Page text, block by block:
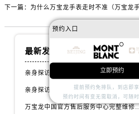
下一篇： 为什么万宝龙手表走时不准（万宝龙
最新发布
亲身探访万宝龙杭州官方售后服务中
万宝龙中国官方售后服务中心完整维修地址
预约入口
立即预约
提前预约免排队，到店即
预约时间有变无需取消，可随